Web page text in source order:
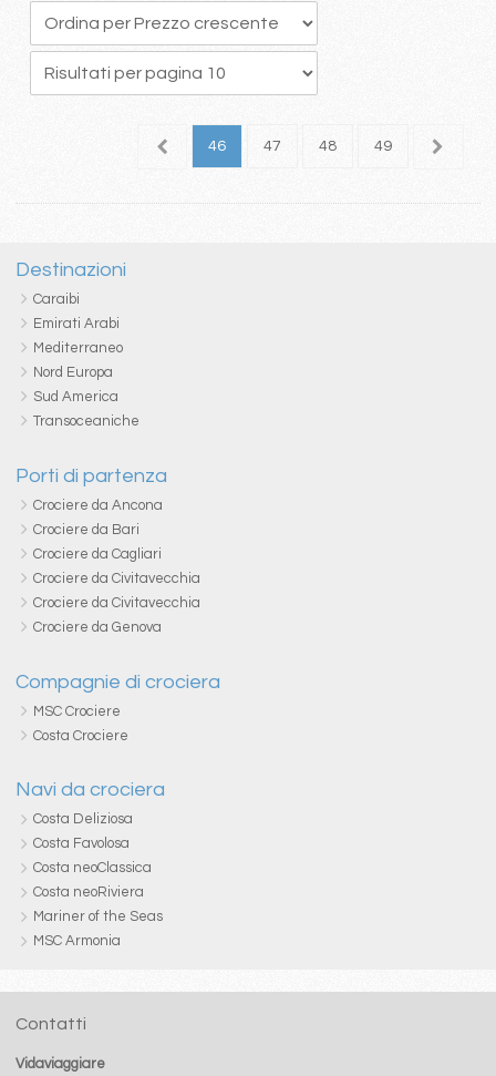
45 46 47 48 49 50
Destinazioni
Caraibi
Emirati Arabi
Mediterraneo
Nord Europa
Sud America
Transoceaniche
Porti di partenza
Crociere da Ancona
Crociere da Bari
Crociere da Cagliari
Crociere da Civitavecchia
Crociere da Civitavecchia
Crociere da Genova
Compagnie di crociera
MSC Crociere
Costa Crociere
Navi da crociera
Costa Deliziosa
Costa Favolosa
Costa neoClassica
Costa neoRiviera
Mariner of the Seas
MSC Armonia
Contatti
Vidaviaggiare